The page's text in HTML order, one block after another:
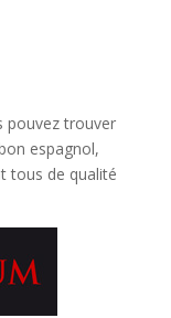
pouvez trouver
espagnol,
tous de qualité